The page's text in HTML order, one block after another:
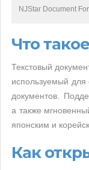
NJStar Document
Что
Текстовый
используемый для
документов.
а также
японским и
Как